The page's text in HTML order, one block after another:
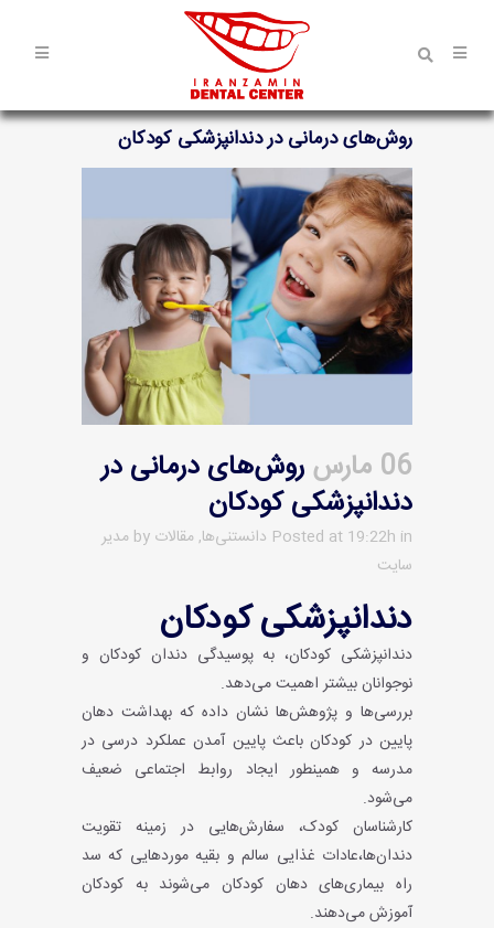
روش‌های درمانی در دندانپزشکی کودکان
06 مارس
روش‌های درمانی در
دندانپزشکی کودکان
Posted at 19:22h in دانستنی‌ها,مقالات by مدیر
سایت
دندانپزشکی کودکان
دندانپزشکی کودکان، به پوسیدگی دندان کودکان و
نوجوانان بیشتر اهمیت می‌دهد.
بررسی‌ها و پژوهش‌ها نشان‌ داده که بهداشت دهان
پایین در کودکان باعث پایین آمدن عملکرد درسی در
مدرسه و همینطور ایجاد روابط اجتماعی ضعیف
می‌شود.
کارشناسان کودک، سفارش‌هایی در زمینه تقویت
دندان‌ها،عادات غذایی سالم و بقیه موردهایی که سد
راه بیماری‌های دهان کودکان می‌شوند به کودکان
آموزش می‌دهند.